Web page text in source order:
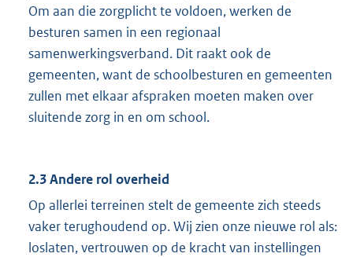
Om aan die zorgplicht te voldoen, werken de
besturen samen in een regionaal
samenwerkingsverband. Dit raakt ook de
gemeenten, want de schoolbesturen en gemeenten
zullen met elkaar afspraken moeten maken over
sluitende zorg in en om school.
2.3 Andere rol overheid
Op allerlei terreinen stelt de gemeente zich steeds
vaker terughoudend op. Wij zien onze nieuwe rol als:
loslaten, vertrouwen op de kracht van instellingen